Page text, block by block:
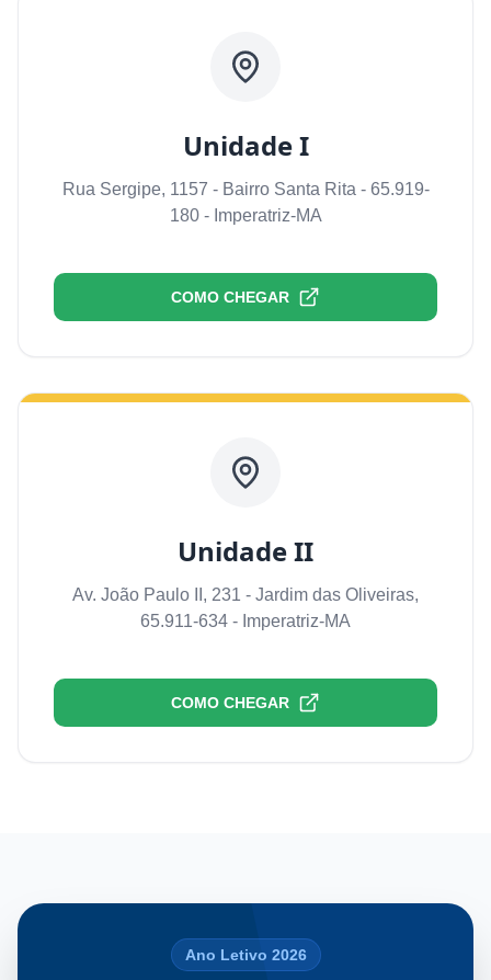
Unidade I
Rua Sergipe, 1157 - Bairro Santa Rita - 65.919-
180 - Imperatriz-MA
COMO CHEGAR
Unidade II
Av. João Paulo II, 231 - Jardim das Oliveiras,
65.911-634 - Imperatriz-MA
COMO CHEGAR
Ano Letivo 2026